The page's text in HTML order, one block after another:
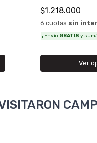
$1.218.000
6 cuotas sin
¡ Envío GRATIS y
Ver